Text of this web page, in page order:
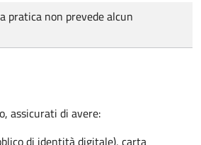
pratica non prevede alcun
assicurati di avere:
di identità digitale), carta